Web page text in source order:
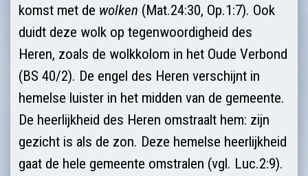
komst met de wolken (Mat.24:30, Op.1:7). Ook
duidt deze wolk op tegenwoordigheid des
Heren, zoals de wolkkolom in het Oude Verbond
(BS 40/2). De engel des Heren verschijnt in
hemelse luister in het midden van de gemeente.
De heerlijkheid des Heren omstraalt hem: zijn
gezicht is als de zon. Deze hemelse heerlijkheid
gaat de hele gemeente omstralen (vgl. Luc.2:9).